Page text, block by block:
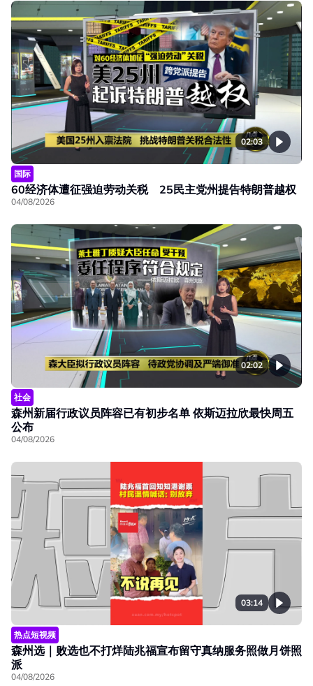
02:03
国际
60经济体遭征强迫劳动关税 25民主党州提告特朗普越权
04/08/2026
02:02
社会
森州新届行政议员阵容已有初步名单 依斯迈拉欣最快周五
公布
04/08/2026
03:14
热点短视频
森州选｜败选也不打烊陆兆福宣布留守真纳服务照做月饼照
派
04/08/2026